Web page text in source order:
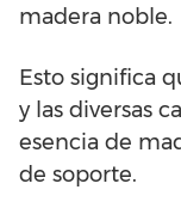
madera noble.
Esto significa
y las diversas
esencia de
de soporte.